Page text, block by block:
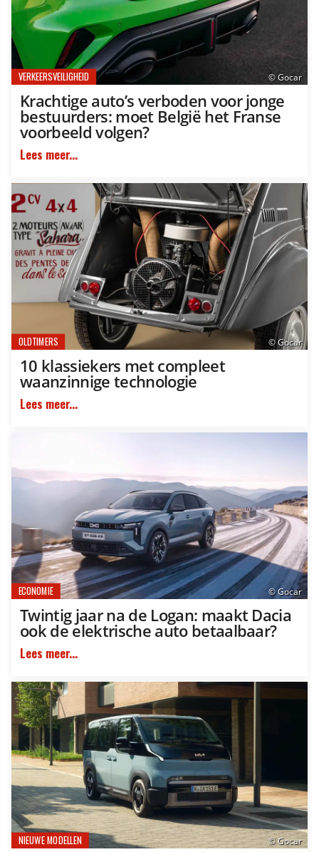
© Gocar
VERKEERSVEILIGHEID
Krachtige auto’s verboden voor jonge
bestuurders: moet België het Franse
voorbeeld volgen?
Lees meer...
© Gocar
OLDTIMERS
10 klassiekers met compleet
waanzinnige technologie
Lees meer...
© Gocar
ECONOMIE
Twintig jaar na de Logan: maakt Dacia
ook de elektrische auto betaalbaar?
Lees meer...
© Gocar
NIEUWE MODELLEN